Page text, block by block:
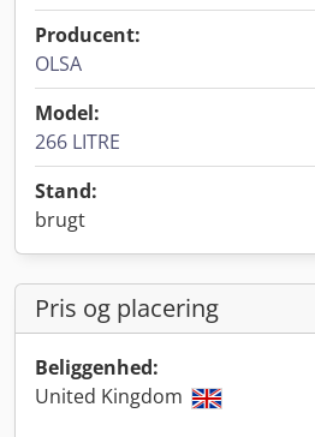
Producent:
OLSA
Model:
266 LITRE
Stand:
brugt
Pris og placering
Beliggenhed:
United Kingdom